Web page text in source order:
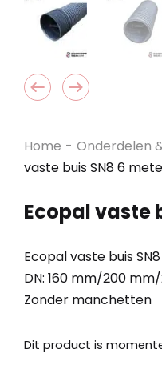
Home - Onderdelen
vaste buis SN8 6
Ecopal vaste
Ecopal vaste buis
DN: 160 mm/200
Zonder manchetten
Dit product is